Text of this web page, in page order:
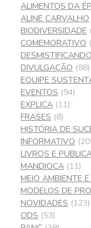
ALIMENTOS DA
ALINE CARVALHO
BIODIVERSIDADE
COMEMORATIVO
DESMISTIFICANDO
DIVULGAÇÃO (88)
EQUIPE
EVENTOS (94)
EXPLICA (11)
FRASES (8)
HISTÓRIA DE
INFORMATIVO
LIVROS E
MANDIOCA (11)
MEIO AMBIENTE
MODELOS DE
NOVIDADES (123)
ODS (53)